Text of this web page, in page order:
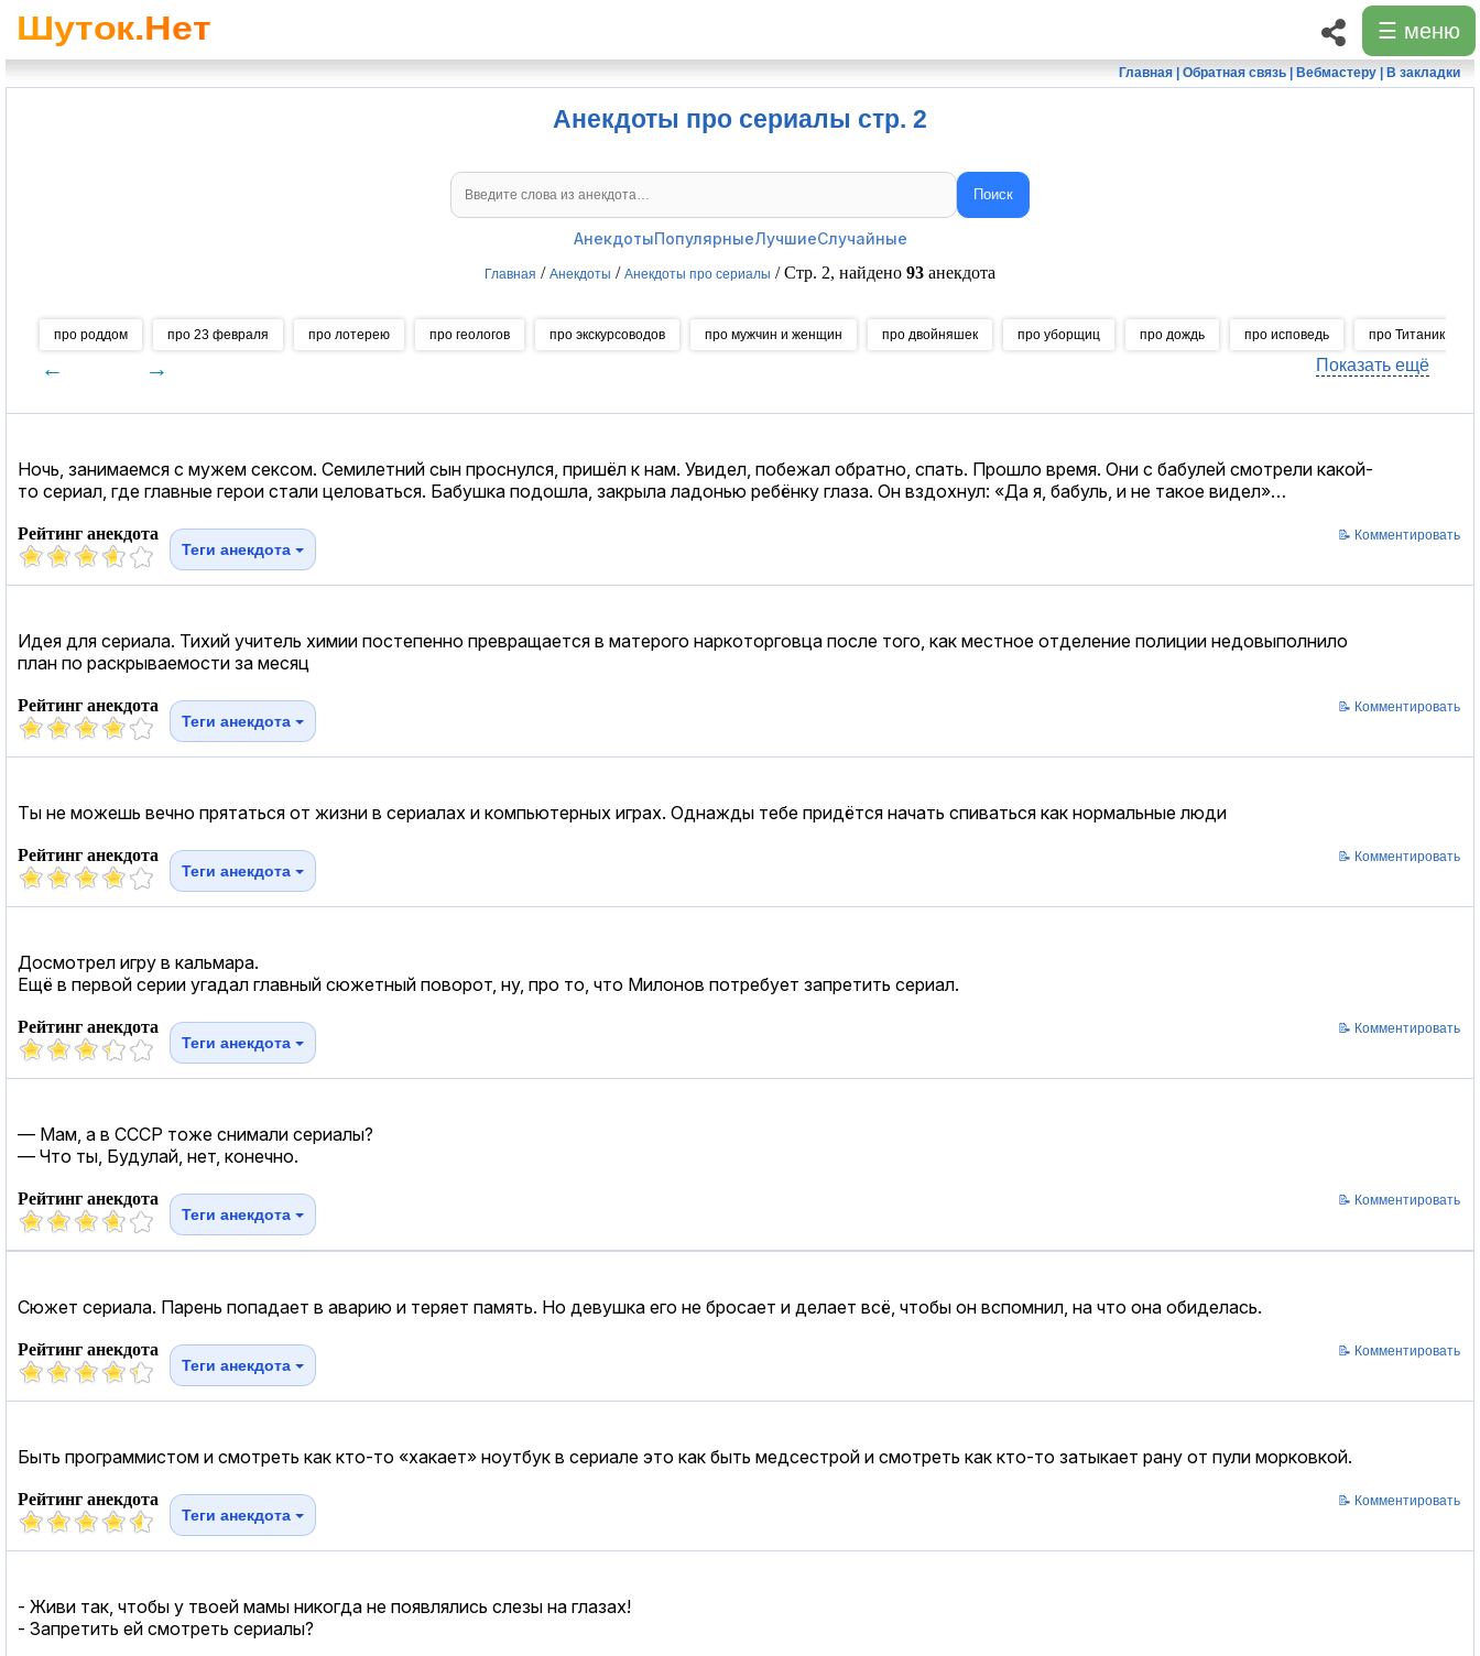
☰ меню
Главная| Обратная связь| Вебмастеру| В закладки
Анекдоты про сериалы стр. 2
Поиск
АнекдотыПопулярныеЛучшиеСлучайные
Главная / Анекдоты / Анекдоты про сериалы / Стр. 2, найдено 93 анекдота
про роддом про 23 февраля про лотерею про геологов про экскурсоводов про мужчин и женщин про двойняшек про уборщиц про дождь про исповедь про Титаник
← → Показать ещё
Ночь, занимаемся с мужем сексом. Семилетний сын проснулся, пришёл к нам. Увидел, побежал обратно, спать. Прошло время. Они с бабулей смотрели какой-
то сериал, где главные герои стали целоваться. Бабушка подошла, закрыла ладонью ребёнку глаза. Он вздохнул: «Да я, бабуль, и не такое видел»…
Рейтинг анекдота
Теги анекдота
📝 Комментировать
Идея для сериала. Тихий учитель химии постепенно превращается в матерого наркоторговца после того, как местное отделение полиции недовыполнило
план по раскрываемости за месяц
Рейтинг анекдота
Теги анекдота
📝 Комментировать
Ты не можешь вечно прятаться от жизни в сериалах и компьютерных играх. Однажды тебе придётся начать спиваться как нормальные люди
Рейтинг анекдота
Теги анекдота
📝 Комментировать
Досмотрел игру в кальмара.
Ещё в первой серии угадал главный сюжетный поворот, ну, про то, что Милонов потребует запретить сериал.
Рейтинг анекдота
Теги анекдота
📝 Комментировать
— Мам, а в СССР тоже снимали сериалы?
— Что ты, Будулай, нет, конечно.
Рейтинг анекдота
Теги анекдота
📝 Комментировать
Сюжет сериала. Парень попадает в аварию и теряет память. Но девушка его не бросает и делает всё, чтобы он вспомнил, на что она обиделась.
Рейтинг анекдота
Теги анекдота
📝 Комментировать
Быть программистом и смотреть как кто-то «хакает» ноутбук в сериале это как быть медсестрой и смотреть как кто-то затыкает рану от пули морковкой.
Рейтинг анекдота
Теги анекдота
📝 Комментировать
- Живи так, чтобы у твоей мамы никогда не появлялись слезы на глазах!
- Запретить ей смотреть сериалы?